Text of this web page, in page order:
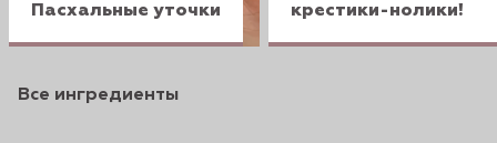
Пасхальные уточки
крестики-нолики!
Все ингредиенты